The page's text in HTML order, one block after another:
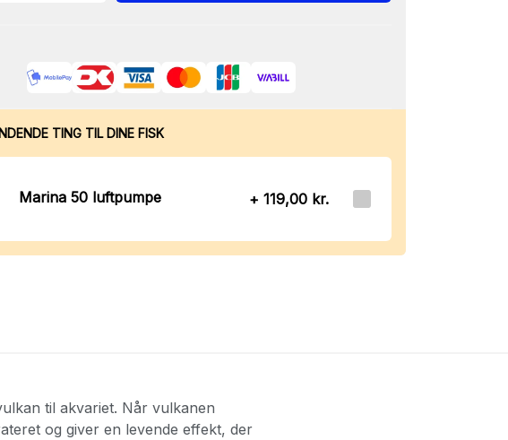
TING TIL DINE FISK
Marina 50 luftpumpe + 119,00 kr.
til akvariet. Når vulkanen
og giver en levende effekt, der